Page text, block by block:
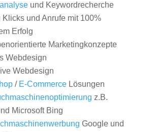
und Keywordrecherche
Klicks und Anrufe mit 100%
Erfolg
Marketingkonzepte
Webdesign
Webdesign
/ E-CommerceLösungen
z.B.
Microsoft Bing
Google und